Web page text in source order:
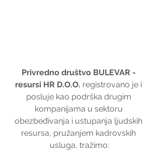
Privredno društvo BULEVAR -
resursi HR D.O.O. registrovano je i
posluje kao podrška drugim
kompanijama u sektoru
obezbeđivanja i ustupanja ljudskih
resursa, pružanjem kadrovskih
usluga, tražimo: